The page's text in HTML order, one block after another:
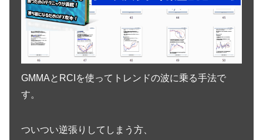
GMMAとRCIを使ってトレンドの波に乗る手法で
す。
ついつい逆張りしてしまう方、